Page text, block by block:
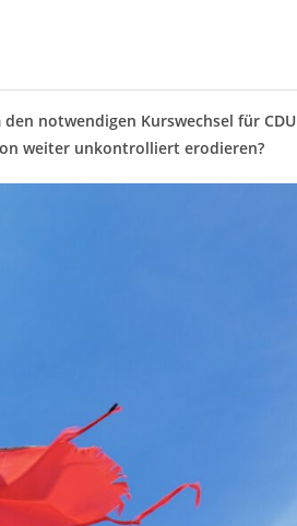
notwendigen Kurswechsel für CDU
weiter unkontrolliert erodieren?